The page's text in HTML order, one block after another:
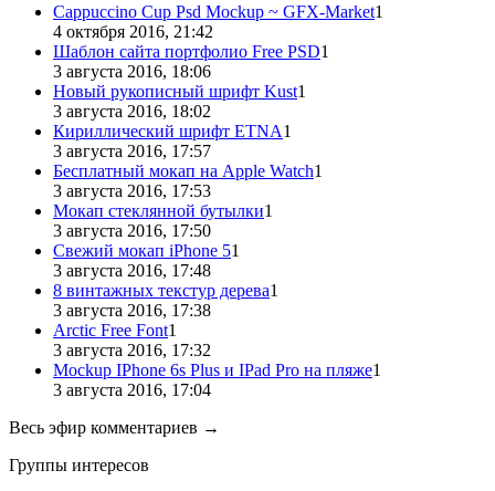
Cappuccino Cup Psd Mockup ~ GFX-Market1
4 октября 2016, 21:42
Шаблон сайта портфолио Free PSD1
3 августа 2016, 18:06
Новый рукописный шрифт Kust1
3 августа 2016, 18:02
Кириллический шрифт ETNA1
3 августа 2016, 17:57
Бесплатный мокап на Apple Watch1
3 августа 2016, 17:53
Мокап стеклянной бутылки1
3 августа 2016, 17:50
Свежий мокап iPhone 51
3 августа 2016, 17:48
8 винтажных текстур дерева1
3 августа 2016, 17:38
Arctic Free Font1
3 августа 2016, 17:32
Mockup IPhone 6s Plus и IPad Pro на пляже1
3 августа 2016, 17:04
Весь эфир комментариев →
Группы интересов